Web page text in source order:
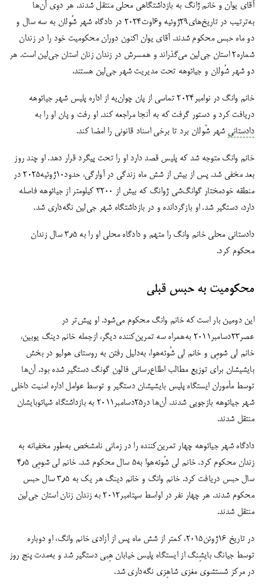
آقای یوان و خانم ژانگ به بازداشتگاهی محلی منتقل شدند. هر دوی آن‌ها
به‌ترتیب در تاریخ‌های۲۹ژوئیه و۶اوت۲۰۲۴ در دادگاه شهر شُولان به سه سال و
دو ماه حبس محکوم شدند. آقای یوان اکنون دوران محکومیت خود را در زندان
شماره۲ استان جی‌لین می‌گذراند و همسرش در زندان زنان استان جی‌لین است. هر
دو شهر شُولان و جیائوهه تحت مدیریت شهر جی‌لین هستند.
خانم وانگ در نوامبر۲۰۲۴ تماسی از پان چوان‌یه از اداره پلیس شهر جیائوهه
دریافت کرد و دستور گرفت که به آنجا مراجعه کند. او رفت و پان او را به
دادستانی شهر شُولان برد تا برخی اسناد قانونی را امضا کند.
خانم وانگ متوجه شد که پلیس قصد دارد او را تحت پیگرد قرار دهد. او چند روز
بعد مخفی شد. پس از بیش از شش ماه زندگی در آوارگی، حدود۱۰ژوئیه۲۰۲۵ در
منطقه خودمختار گوانگ‌شی ژوانگ که بیش از ۳۲۰۰ کیلومتر از جیائوهه فاصله
دارد، دستگیر شد. او بازگردانده و در بازداشتگاه شهر جی‌لین نگه‌داری شد.
دادستانی محلی خانم وانگ را متهم و دادگاه محلی او را به ۳٫۵ سال زندان
محکوم کرد.
محکومیت به حبس قبلی
این دومین بار است که خانم وانگ محکوم می‌شود. او پیش‌تر در
عصر۲۳دسامبر۲۰۱۱ به‌همراه سه تمرین‌کننده دیگر، ازجمله خانم دینگ یوبین،
خانم لی شومِی و خانم لی شُوئه‌هوا، به‌دلیل رفتن به روستای هولیو در بخش
بایشیشان برای توزیع مطالب اطلاع‌رسانی فالون گونگ دستگیر شده بود. آن‌ها
توسط مأموران ایستگاه پلیس بایشیشان دستگیر و توسط عوامل اداره امنیت داخلی
شهر جیائوهه بازجویی شدند. آن‌ها در۲۵دسامبر۲۰۱۱ به بازداشتگاه شیائوبایشان
منتقل شدند.
دادگاه شهر جیائوهه چهار تمرین‌کننده را در زمانی نامشخص به‌طور مخفیانه به
زندان محکوم کرد. خانم لی شُوئه‌هوا به۵ سال محکوم شد. خانم لی شومِی ۴٫۵
سال حبس دریافت کرد. خانم وانگ و خانم دینگ هر یک به ۳٫۵ سال حبس
محکوم شدند. هر چهار نفر در اواسط سپتامبر۲۰۱۲ به زندان زنان استان جی‌لین
منتقل شدند.
در تاریخ ۱۶ژوئن۲۰۱۵، کمتر از شش ماه پس از آزادی خانم وانگ، او دوباره
توسط جیانگ بایشِنگ از ایستگاه پلیس خیابان هِبی دستگیر شد و به‌مدت پنج روز
در مرکز شستشوی مغزی شاهِزی نگه‌داری شد.